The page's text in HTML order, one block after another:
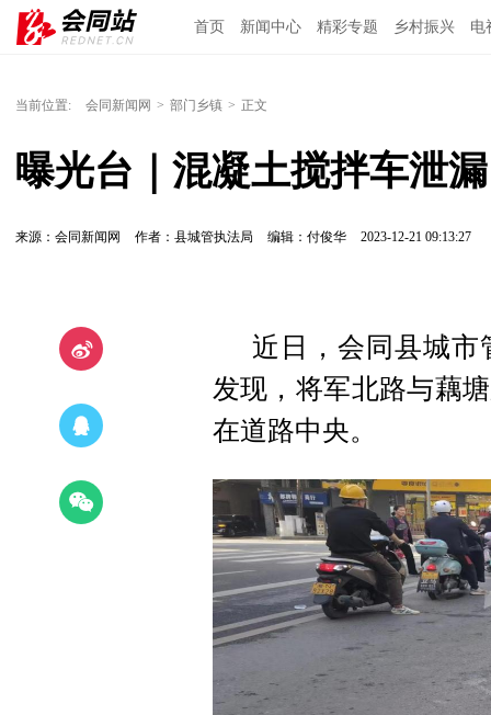
首页 新闻中心 精彩专题 乡村振兴 电
当前位置: 会同新闻网 > 部门乡镇 > 正文
曝光台｜混凝土搅拌车泄
来源：会同新闻网 作者：县城管执法局 编辑：付俊华 2023-12-21 09:13:27
近日，会同县城市
发现，将军北路与藕
在道路中央。